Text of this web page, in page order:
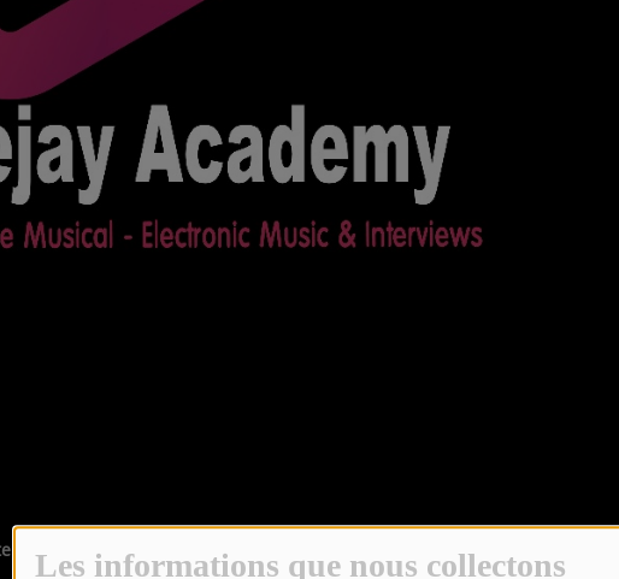
Les informations que nous collectons
du duo TALES & AHLAM en interview]